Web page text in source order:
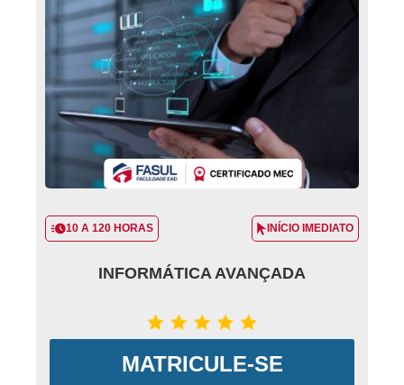
10 A 120 HORAS INÍCIO IMEDIATO
INFORMÁTICA AVANÇADA
MATRICULE-SE